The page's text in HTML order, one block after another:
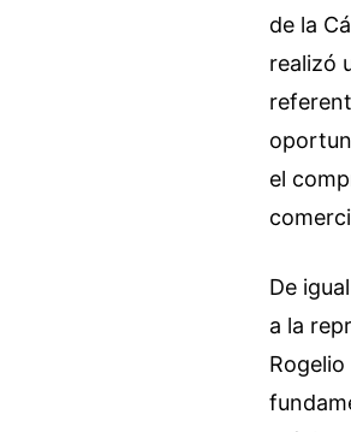
de la
realizó
el
De
a la